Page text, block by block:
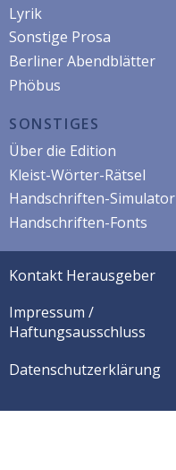
Lyrik
Sonstige Prosa
Berliner Abendblätter
Phöbus
SONSTIGES
Über die Edition
Kleist-Wörter-Rätsel
Handschriften-Simulator
Handschriften-Fonts
Kontakt Herausgeber
Impressum /
Haftungsausschluss
Datenschutzerklärung